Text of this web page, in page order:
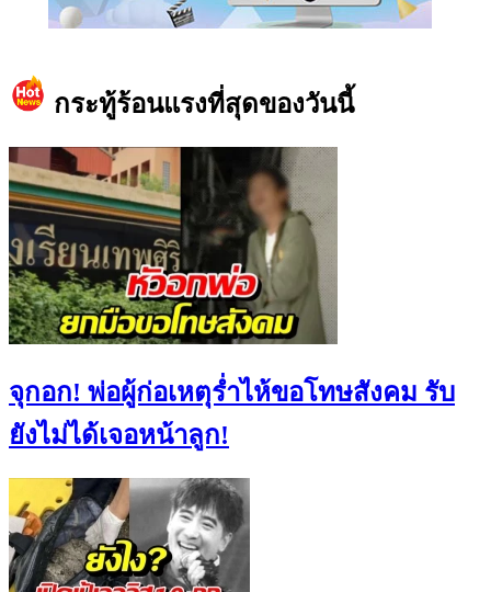
กระทู้ร้อนแรงที่สุดของวันนี้
จุกอก! พ่อผู้ก่อเหตุร่ำไห้ขอโทษสังคม รับ
ยังไม่ได้เจอหน้าลูก!